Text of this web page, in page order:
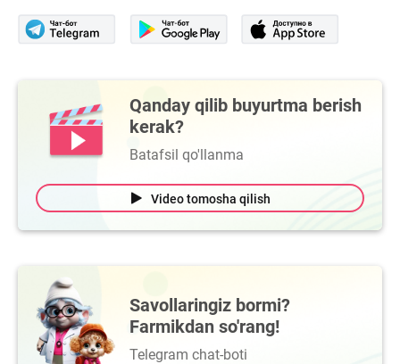
Qanday qilib buyurtma berish
kerak?
Batafsil qo'llanma
Video tomosha qilish
Savollaringiz bormi?
Farmikdan so'rang!
Telegram chat-boti